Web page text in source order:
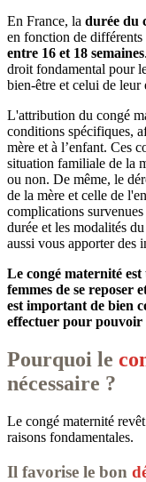
En France, la durée du
en fonction de différents
entre 16 et 18 semaines
droit fondamental pour
bien-être et celui de leur
L'attribution du congé
conditions spécifiques,
mère et à l’enfant. Ces
situation familiale de la
ou non. De même, le
de la mère et celle de
complications
durée et les modalités
aussi vous apporter des
Le congé maternité
femmes de se reposer
est important de bien
effectuer pour pouvoir
Pourquoi le
nécessaire ?
Le congé maternité
raisons fondamentales.
Il favorise le bon